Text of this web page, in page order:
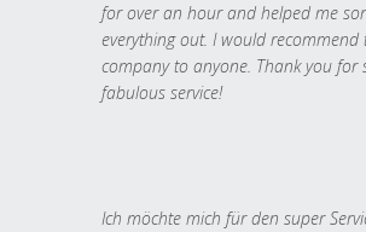
for over an hour and helped me
everything out. I would recommend
company to anyone. Thank you for
fabulous service!
Ich möchte mich für den super